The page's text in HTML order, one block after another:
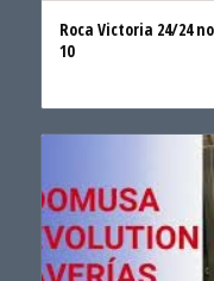
Roca Victoria 24/24
10